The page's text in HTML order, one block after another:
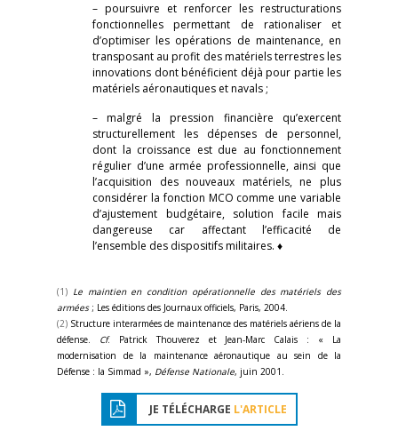
– poursuivre et renforcer les restructurations
fonctionnelles permettant de rationaliser et
d’optimiser les opérations de maintenance, en
transposant au profit des matériels terrestres les
innovations dont bénéficient déjà pour partie les
matériels aéronautiques et navals ;
– malgré la pression financière qu’exercent
structurellement les dépenses de personnel,
dont la croissance est due au fonctionnement
régulier d’une armée professionnelle, ainsi que
l’acquisition des nouveaux matériels, ne plus
considérer la fonction MCO comme une variable
d’ajustement budgétaire, solution facile mais
dangereuse car affectant l’efficacité de
l’ensemble des dispositifs militaires. ♦
(1) Le maintien en condition opérationnelle des matériels des
armées; Les éditions des Journaux officiels, Paris, 2004.
(2) Structure interarmées de maintenance des matériels aériens de la
défense. Cf. Patrick Thouverez et Jean-Marc Calais : « La
modernisation de la maintenance aéronautique au sein de la
Défense : la Simmad », Défense Nationale, juin 2001.
JE TÉLÉCHARGE L'ARTICLE